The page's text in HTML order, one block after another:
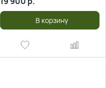
В корзину